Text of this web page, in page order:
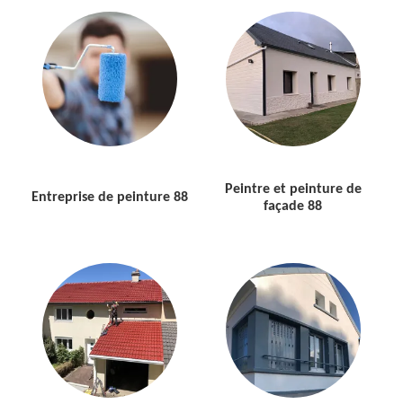
Entreprise de peinture 88
Peintre et peinture de
façade 88